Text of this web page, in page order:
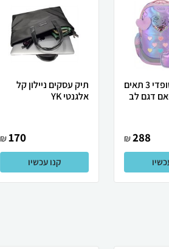
תיק גב אורטופדי 3 תאים
דגם לב
288
₪
תיק עסקים ניילון קל
אלגנטי YK
170
₪
קנו עכשיו